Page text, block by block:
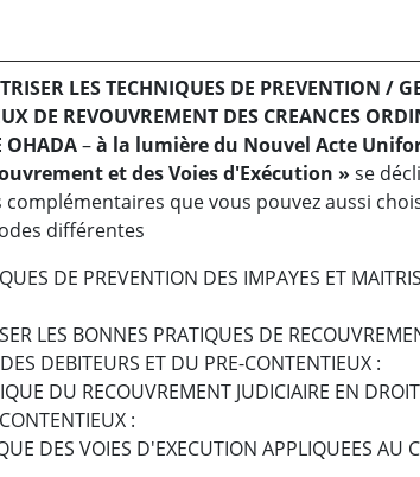
LES TECHNIQUES DE PREVENTION /
DE REVOUVREMENT DES CREANCES
OHADA–à la lumière du Nouvel Acte
et des Voies d'Exécution » se
que vous pouvez aussi
différentes
DE PREVENTION DES IMPAYES ET
LES BONNES PRATIQUES DE
DEBITEURS ET DU PRE-CONTENTIEUX :
DU RECOUVREMENT JUDICIAIRE EN
:
DES VOIES D'EXECUTION APPLIQUEES AU